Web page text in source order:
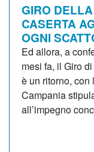
GIRO
CASERTA
OGNI
Ed allora, a
mesi fa, il Giro
è un ritorno,
Campania
all’impegno